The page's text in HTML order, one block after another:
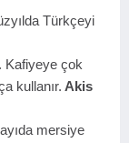
Türkçeyi
Kafiyeye çok
kullanır. Akis
mersiye